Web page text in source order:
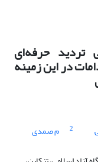
تردید حرفه‌ای
در این زمینه
2 م صمدی